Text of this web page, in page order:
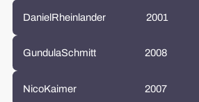
DanielRheinlander 2001
GundulaSchmitt 2008
NicoKaimer 2007